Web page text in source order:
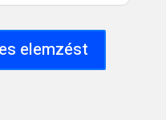
elemzést